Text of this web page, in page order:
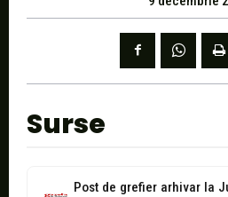
Surse
Post de grefier arhivar la